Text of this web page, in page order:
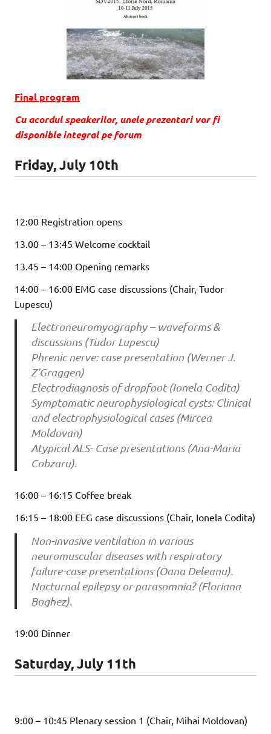
Final program
Cu acordul speakerilor, unele prezentari vor fi
disponible integral pe forum
Friday, July 10th
12:00 Registration opens
13.00 – 13:45 Welcome cocktail
13.45 – 14:00 Opening remarks
14:00 – 16:00 EMG case discussions (Chair, Tudor
Lupescu)
Electroneuromyography – waveforms &
discussions (Tudor Lupescu)
Phrenic nerve: case presentation (Werner J.
Z’Graggen)
Electrodiagnosis of dropfoot (Ionela Codita)
Symptomatic neurophysiological cysts: Clinical
and electrophysiological cases (Mircea
Moldovan)
Atypical ALS- Case presentations (Ana-Maria
Cobzaru).
16:00 – 16:15 Coffee break
16:15 – 18:00 EEG case discussions (Chair, Ionela Codita)
Non-invasive ventilation in various
neuromuscular diseases with respiratory
failure-case presentations (Oana Deleanu).
Nocturnal epilepsy or parasomnia? (Floriana
Boghez).
19:00 Dinner
Saturday, July 11th
9:00 – 10:45 Plenary session 1 (Chair, Mihai Moldovan)